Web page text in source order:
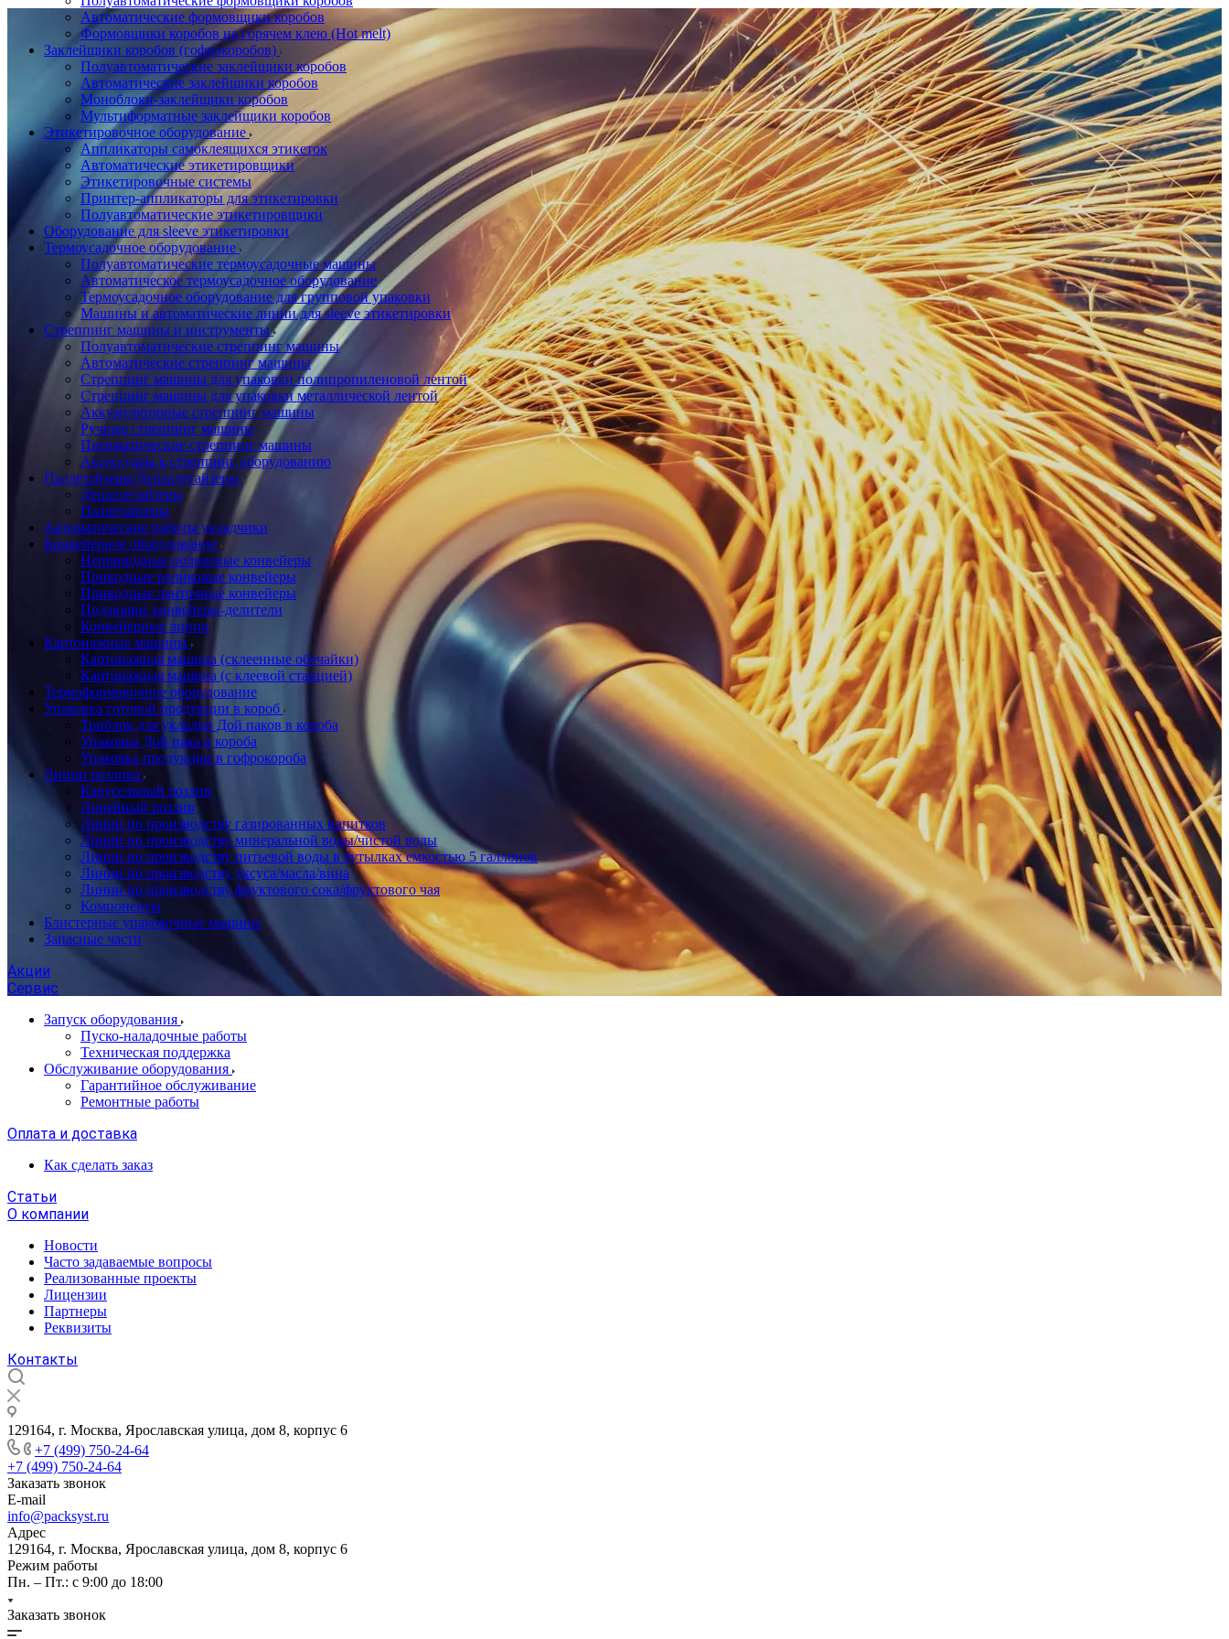
Автоматические формовщики коробов
Формовщики коробов на горячем клею (Hot melt)
Заклейщики коробов (гофрокоробов)
Полуавтоматические заклейщики коробов
Автоматические заклейщики коробов
Моноблоки-заклейщики коробов
Мультиформатные заклейщики коробов
Этикетировочное оборудование
Аппликаторы самоклеящихся этикеток
Автоматические этикетировщики
Этикетировочные системы
Принтер-аппликаторы для этикетировки
Полуавтоматические этикетировщики
Оборудование для sleeve этикетировки
Термоусадочное оборудование
Полуавтоматические термоусадочные машины
Автоматическое термоусадочное оборудование
Термоусадочное оборудование для групповой упаковки
Машины и автоматические линии для sleeve этикетировки
Стреппинг машины и инструменты
Полуавтоматические стреппинг машины
Автоматические стреппинг машины
Стреппинг машины для упаковки полипропиленовой лентой
Стреппинг машины для упаковки металлической лентой
Аккумуляторные стреппинг машины
Ручные стреппинг машины
Пневматические стреппинг машины
Аксессуары к стреппинг оборудованию
Паллетайзеры/Депаллетайзеры
Депаллетайзеры
Паллетайзеры
Автоматические роботы укладчики
Конвейерное оборудование
Неприводные роликовые конвейеры
Приводные роликовые конвейеры
Приводные ленточные конвейеры
Подающие конвейеры-делители
Конвейерные линии
Картонажные машины
Картонажная машина (склеенные обечайки)
Картонажная машина (с клеевой станцией)
Термоформовочное оборудование
Упаковка готовой продукции в короб
Триблок для укладки Дой паков в короба
Упаковка Дой пака в короба
Упаковка продукции в гофрокороба
Линии розлива
Карусельный розлив
Линейный розлив
Линии по производству газированных напитков
Линии по производству минеральной воды/чистой воды
Линии по производству питьевой воды в бутылках емкостью 5 галлонов
Линии по производству уксуса/масла/вина
Линии по производству фруктового сока/фруктового чая
Компоненты
Блистерные упаковочные машины
Запасные части
Акции
Сервис
Запуск оборудования
Пуско-наладочные работы
Техническая поддержка
Обслуживание оборудования
Гарантийное обслуживание
Ремонтные работы
Оплата и доставка
Как сделать заказ
Статьи
О компании
Новости
Часто задаваемые вопросы
Реализованные проекты
Лицензии
Партнеры
Реквизиты
Контакты
129164, г. Москва, Ярославская улица, дом 8, корпус 6
+7 (499) 750-24-64
+7 (499) 750-24-64
Заказать звонок
E-mail
info@packsyst.ru
Адрес
129164, г. Москва, Ярославская улица, дом 8, корпус 6
Режим работы
Пн. – Пт.: с 9:00 до 18:00
Заказать звонок